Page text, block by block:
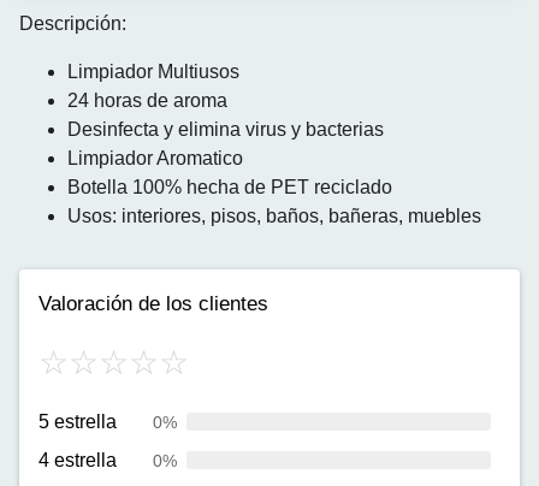
Descripción:
Limpiador Multiusos
24 horas de aroma
Desinfecta y elimina virus y bacterias
Limpiador Aromatico
Botella 100% hecha de PET reciclado
Usos: interiores, pisos, baños, bañeras, muebles
Valoración de los clientes
5 estrella 0%
4 estrella 0%